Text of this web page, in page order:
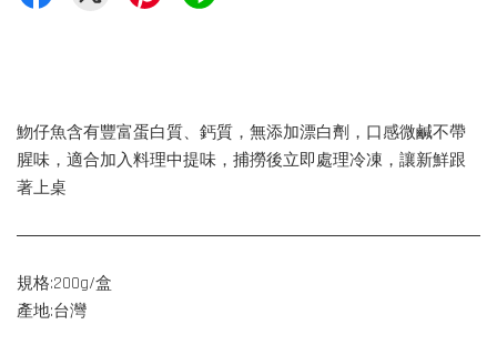
魩仔魚含有豐富蛋白質、鈣質，無添加漂白劑，口感微鹹不帶
腥味，適合加入料理中提味，捕撈後立即處理冷凍，讓新鮮跟
著上桌
規格:200g/盒
產地:台灣